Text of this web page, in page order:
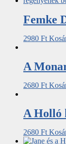
Femke
2980 Ft
A
2680 Ft
A Holló
2680 Ft